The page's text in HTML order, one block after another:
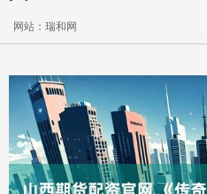
网站：瑞和网